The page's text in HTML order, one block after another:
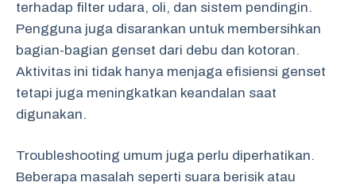
terhadap filter udara, oli, dan sistem pendingin.
Pengguna juga disarankan untuk membersihkan
bagian-bagian genset dari debu dan kotoran.
Aktivitas ini tidak hanya menjaga efisiensi genset
tetapi juga meningkatkan keandalan saat
digunakan.
Troubleshooting umum juga perlu diperhatikan.
Beberapa masalah seperti suara berisik atau